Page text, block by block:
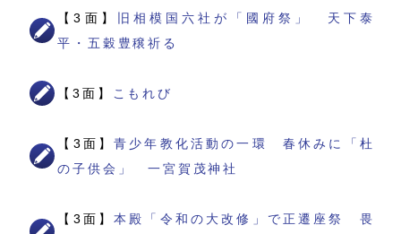
【3面】
旧相模国六社が「國府祭」 天下泰
平・五穀豊穣祈る
【3面】 こもれび
【3面】青少年教化活動の一環 春休みに「杜
の子供会」 一宮賀茂神社
【3面】本殿「令和の大改修」で正遷座祭 畏